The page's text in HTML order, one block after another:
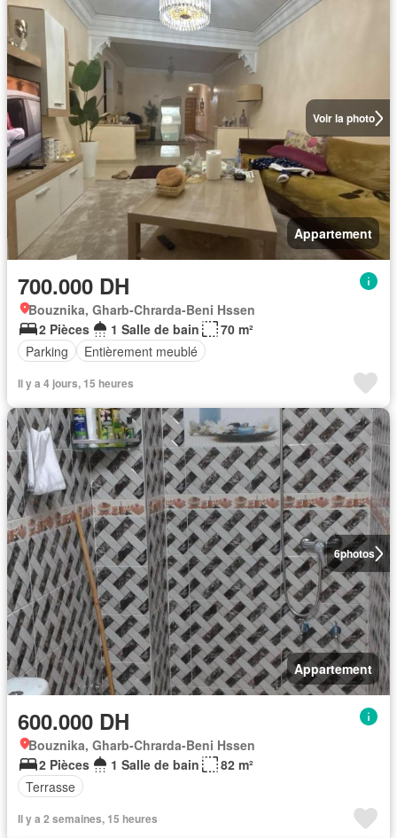
Voir la photo
Appartement
700.000 DH
Bouznika, Gharb-Chrarda-Beni Hssen
2 Pièces
1 Salle de bain
70 m²
Parking
Entièrement meublé
Il y a 4 jours, 15 heures
6photos
Appartement
600.000 DH
Bouznika, Gharb-Chrarda-Beni Hssen
2 Pièces
1 Salle de bain
82 m²
Terrasse
Il y a 2 semaines, 15 heures